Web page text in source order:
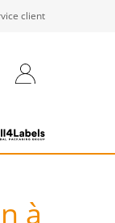
client
à